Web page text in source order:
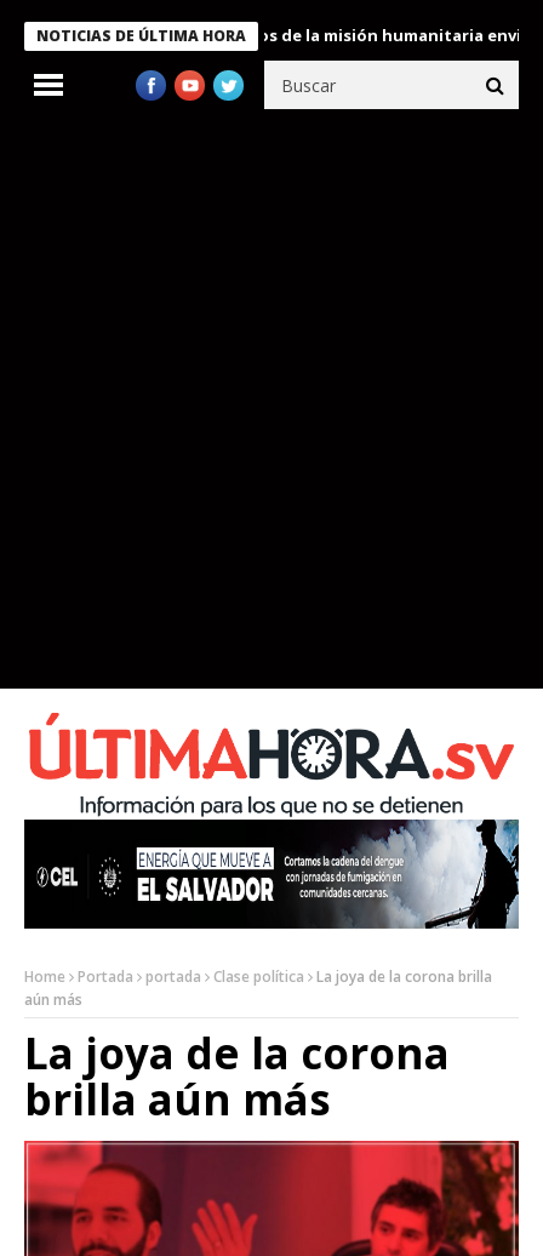
NOTICIAS DE ÚLTIMA HORA
condecora a miembros de la misión humanitaria enviada a
Home Portada portada Clase política
La joya de la corona brilla
aún más
La joya de la corona
brilla aún más